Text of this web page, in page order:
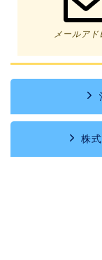
メールアド
株